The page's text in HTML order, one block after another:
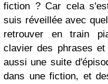
fiction ? Car cela
suis réveillée avec
retrouver en train
clavier des phrases
aussi une suite
dans une fiction, et